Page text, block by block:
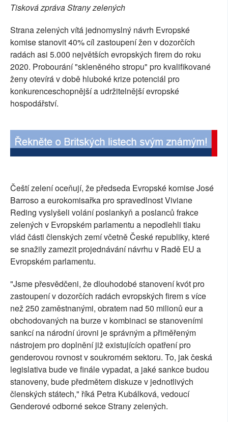
SOCIÁLNÍ SÍTĚ
RUBRIKY
PLNÁ VERZE STRÁNEK
Tisková zpráva Strany zelených
Strana zelených vítá jednomyslný návrh Evropské
komise stanovit 40% cíl zastoupení žen v dozorčích
radách asi 5.000 největších evropských firem do roku
2020. Probourání "skleněného stropu" pro kvalifikované
ženy otevírá v době hluboké krize potenciál pro
konkurenceschopnější a udržitelnější evropské
hospodářství.
Čeští zelení oceňují, že předseda Evropské komise José
Barroso a eurokomisařka pro spravedlnost Viviane
Reding vyslyšeli volání poslankyň a poslanců frakce
zelených v Evropském parlamentu a nepodlehli tlaku
vlád části členských zemí včetně České republiky, které
se snažily zamezit projednávání návrhu v Radě EU a
Evropském parlamentu.
"Jsme přesvědčeni, že dlouhodobé stanovení kvót pro
zastoupení v dozorčích radách evropských firem s více
než 250 zaměstnanými, obratem nad 50 milionů eur a
obchodovaných na burze v kombinaci se stanoveními
sankcí na národní úrovni je správným a přiměřeným
nástrojem pro doplnění již existujících opatření pro
genderovou rovnost v soukromém sektoru. To, jak česká
legislativa bude ve finále vypadat, a jaké sankce budou
stanoveny, bude předmětem diskuze v jednotlivých
členských státech," říká Petra Kubálková, vedoucí
Genderové odborné sekce Strany zelených.